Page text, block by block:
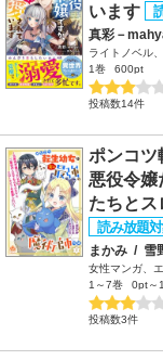
います
真彩－
ライトノベル
1巻
600pt
投稿数14件
ポンコツ
悪役令嬢
たちとス
まかみ / 雪
女性マンガ、
1～7巻
0pt～
投稿数3件